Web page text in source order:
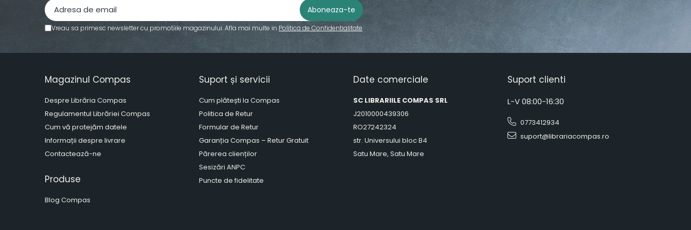
Artă și fotografie
Ghiduri și hărți
Afaceri și economie
Știință și tehnologie
Filosofie și eseuri
Limbi străine
Dicționare și ghiduri de
conversație
Literatură în limbi străine
Planificare și agende
Vreau sa primesc newsletter cu promotiile magazinului. Afla mai multe in Politica de Confidentialitate
Magazinul Compas
Despre Librăria Compas
Regulamentul Librăriei Compas
Cum vă protejăm datele
Informații despre livrare
Contactează-ne
Produse
Blog Compas
Suport și servicii
Cum plătești la Compas
Politica de Retur
Formular de Retur
Garanția Compas – Retur Gratuit
Părerea clienților
Sesizări ANPC
Puncte de fidelitate
Date comerciale
SC LIBRARIILE COMPAS SRL
J2010000439306
RO27242324
str. Universului bloc B4
Satu Mare, Satu Mare
Suport clienti
L-V 08:00-16:30
0773412934
suport@librariacompas.ro